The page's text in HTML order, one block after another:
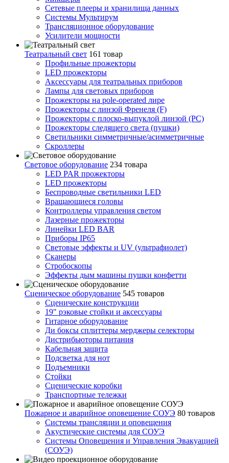
Сетевые плееры и хранилища данных
Системы Мультирум
Трансляционное оборудование
Усилители мощности
Театральный свет 161 товар
Профильные прожекторы
LED прожекторы
Аксессуары для театральных приборов
Лампы для световых приборов
Прожекторы на pole-operated лире
Прожекторы с линзой Френеля (F)
Прожекторы с плоско-выпуклой линзой (PC)
Прожекторы следящего света (пушки)
Светильники симметричные/асимметричные
Скроллеры
Световое оборудование 234 товара
LED PAR прожекторы
LED прожекторы
Беспроводные светильники LED
Вращающиеся головы
Контроллеры управления светом
Лазерные прожекторы
Линейки LED BAR
Приборы IP65
Световые эффекты и UV (ультрафиолет)
Сканеры
Стробоскопы
Эффекты дым машины пушки конфетти
Сценическое оборудование 545 товаров
Сценические конструкции
19" рэковые стойки и аксесcуары
Гитарное оборудование
Ди боксы сплиттеры мерджеры селекторы
Дистрибьюторы питания
Кабельная защита
Подсветка для нот
Подъемники
Стойки
Сценические коробки
Транспортные тележки
Пожарное и аварийное оповещение СОУЭ 80 товаров
Cистемы трансляции и оповещения
Акустические системы для СОУЭ
Системы Оповещения и Управления Эвакуацией
(СОУЭ)